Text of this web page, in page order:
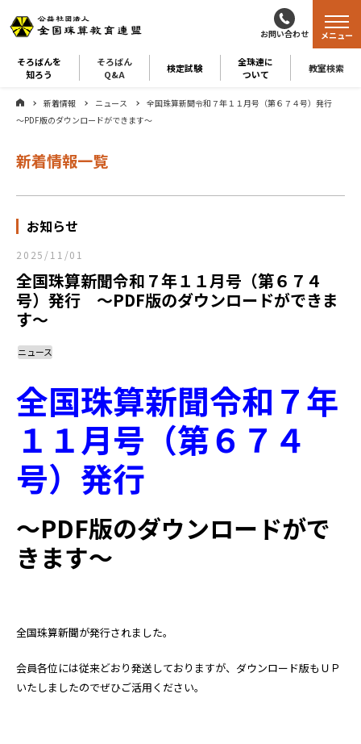
お問い合わせ
そろばんを
知ろう
そろばん
Q&A
検定試験
全珠連に
ついて
教室検索
メニュー
新着情報 ニュース
全国珠算新聞令和７年１１月号（第６７４号）発行
～PDF版のダウンロードができます～
新着情報一覧
お知らせ
2025/11/01
全国珠算新聞令和７年１１月号（第６７４
号）発行 ～PDF版のダウンロードができま
す～
ニュース
全国珠算新聞令和７年
１１月号（第６７４
号）発行
～PDF版のダウンロードがで
きます～
全国珠算新聞が発行されました。
会員各位には従来どおり発送しておりますが、ダウンロード版もＵＰ
いたしましたのでぜひご活用ください。